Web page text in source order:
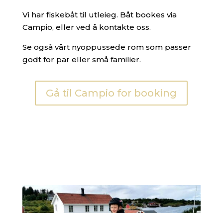
Vi har fiskebåt til utleieg. Båt bookes via
Campio, eller ved å kontakte oss.
Se også vårt nyoppussede rom som passer
godt for par eller små familier.
Gå til Campio for booking